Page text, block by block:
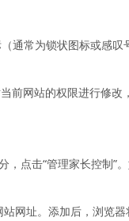
常为锁状图标或感
前网站的权限进行修
点击“管理家长控制
网址。添加后，浏览